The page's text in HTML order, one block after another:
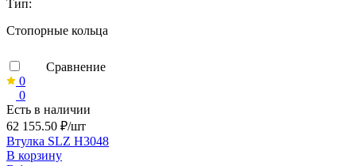
Тип:
Стопорные кольца
Сравнение
0
0
Есть в наличии
62 155.50 ₽/шт
Втулка SLZ H3048
В корзину